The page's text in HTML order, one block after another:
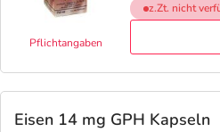
Pflichtangaben
z.Zt. nicht
Eisen 14 mg GPH Kapseln